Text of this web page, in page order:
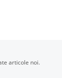
articole noi.